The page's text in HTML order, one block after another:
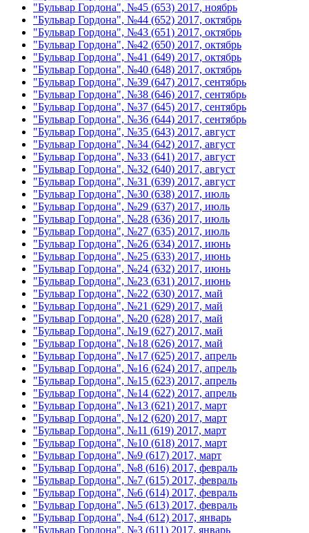
"Бульвар Гордона", №45 (653) 2017, ноябрь
"Бульвар Гордона", №44 (652) 2017, октябрь
"Бульвар Гордона", №43 (651) 2017, октябрь
"Бульвар Гордона", №42 (650) 2017, октябрь
"Бульвар Гордона", №41 (649) 2017, октябрь
"Бульвар Гордона", №40 (648) 2017, октябрь
"Бульвар Гордона", №39 (647) 2017, сентябрь
"Бульвар Гордона", №38 (646) 2017, сентябрь
"Бульвар Гордона", №37 (645) 2017, сентябрь
"Бульвар Гордона", №36 (644) 2017, сентябрь
"Бульвар Гордона", №35 (643) 2017, август
"Бульвар Гордона", №34 (642) 2017, август
"Бульвар Гордона", №33 (641) 2017, август
"Бульвар Гордона", №32 (640) 2017, август
"Бульвар Гордона", №31 (639) 2017, август
"Бульвар Гордона", №30 (638) 2017, июль
"Бульвар Гордона", №29 (637) 2017, июль
"Бульвар Гордона", №28 (636) 2017, июль
"Бульвар Гордона", №27 (635) 2017, июль
"Бульвар Гордона", №26 (634) 2017, июнь
"Бульвар Гордона", №25 (633) 2017, июнь
"Бульвар Гордона", №24 (632) 2017, июнь
"Бульвар Гордона", №23 (631) 2017, июнь
"Бульвар Гордона", №22 (630) 2017, май
"Бульвар Гордона", №21 (629) 2017, май
"Бульвар Гордона", №20 (628) 2017, май
"Бульвар Гордона", №19 (627) 2017, май
"Бульвар Гордона", №18 (626) 2017, май
"Бульвар Гордона", №17 (625) 2017, апрель
"Бульвар Гордона", №16 (624) 2017, апрель
"Бульвар Гордона", №15 (623) 2017, апрель
"Бульвар Гордона", №14 (622) 2017, апрель
"Бульвар Гордона", №13 (621) 2017, март
"Бульвар Гордона", №12 (620) 2017, март
"Бульвар Гордона", №11 (619) 2017, март
"Бульвар Гордона", №10 (618) 2017, март
"Бульвар Гордона", №9 (617) 2017, март
"Бульвар Гордона", №8 (616) 2017, февраль
"Бульвар Гордона", №7 (615) 2017, февраль
"Бульвар Гордона", №6 (614) 2017, февраль
"Бульвар Гордона", №5 (613) 2017, февраль
"Бульвар Гордона", №4 (612) 2017, январь
"Бульвар Гордона", №3 (611) 2017, январь